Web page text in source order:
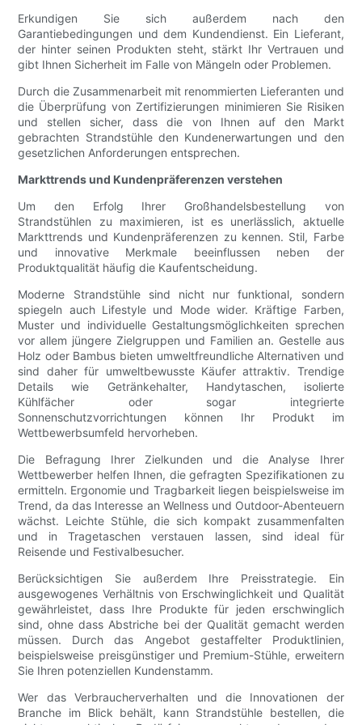
Erkundigen Sie sich außerdem nach den
Garantiebedingungen und dem Kundendienst. Ein Lieferant,
der hinter seinen Produkten steht, stärkt Ihr Vertrauen und
gibt Ihnen Sicherheit im Falle von Mängeln oder Problemen.
Durch die Zusammenarbeit mit renommierten Lieferanten und
die Überprüfung von Zertifizierungen minimieren Sie Risiken
und stellen sicher, dass die von Ihnen auf den Markt
gebrachten Strandstühle den Kundenerwartungen und den
gesetzlichen Anforderungen entsprechen.
Markttrends und Kundenpräferenzen verstehen
Um den Erfolg Ihrer Großhandelsbestellung von
Strandstühlen zu maximieren, ist es unerlässlich, aktuelle
Markttrends und Kundenpräferenzen zu kennen. Stil, Farbe
und innovative Merkmale beeinflussen neben der
Produktqualität häufig die Kaufentscheidung.
Moderne Strandstühle sind nicht nur funktional, sondern
spiegeln auch Lifestyle und Mode wider. Kräftige Farben,
Muster und individuelle Gestaltungsmöglichkeiten sprechen
vor allem jüngere Zielgruppen und Familien an. Gestelle aus
Holz oder Bambus bieten umweltfreundliche Alternativen und
sind daher für umweltbewusste Käufer attraktiv. Trendige
Details wie Getränkehalter, Handytaschen, isolierte
Kühlfächer oder sogar integrierte
Sonnenschutzvorrichtungen können Ihr Produkt im
Wettbewerbsumfeld hervorheben.
Die Befragung Ihrer Zielkunden und die Analyse Ihrer
Wettbewerber helfen Ihnen, die gefragten Spezifikationen zu
ermitteln. Ergonomie und Tragbarkeit liegen beispielsweise im
Trend, da das Interesse an Wellness und Outdoor-Abenteuern
wächst. Leichte Stühle, die sich kompakt zusammenfalten
und in Tragetaschen verstauen lassen, sind ideal für
Reisende und Festivalbesucher.
Berücksichtigen Sie außerdem Ihre Preisstrategie. Ein
ausgewogenes Verhältnis von Erschwinglichkeit und Qualität
gewährleistet, dass Ihre Produkte für jeden erschwinglich
sind, ohne dass Abstriche bei der Qualität gemacht werden
müssen. Durch das Angebot gestaffelter Produktlinien,
beispielsweise preisgünstiger und Premium-Stühle, erweitern
Sie Ihren potenziellen Kundenstamm.
Wer das Verbraucherverhalten und die Innovationen der
Branche im Blick behält, kann Strandstühle bestellen, die